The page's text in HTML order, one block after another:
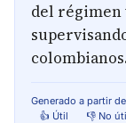
del régimen
Generado a partir
👍 Útil
👎 No